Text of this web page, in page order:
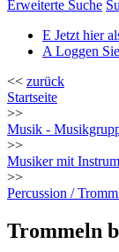
Erweiterte Suche
E Jetzt hier
A Loggen
<< zurück
Startseite
>>
Musik -
>>
Musiker mit
>>
Percussion /
Trommeln